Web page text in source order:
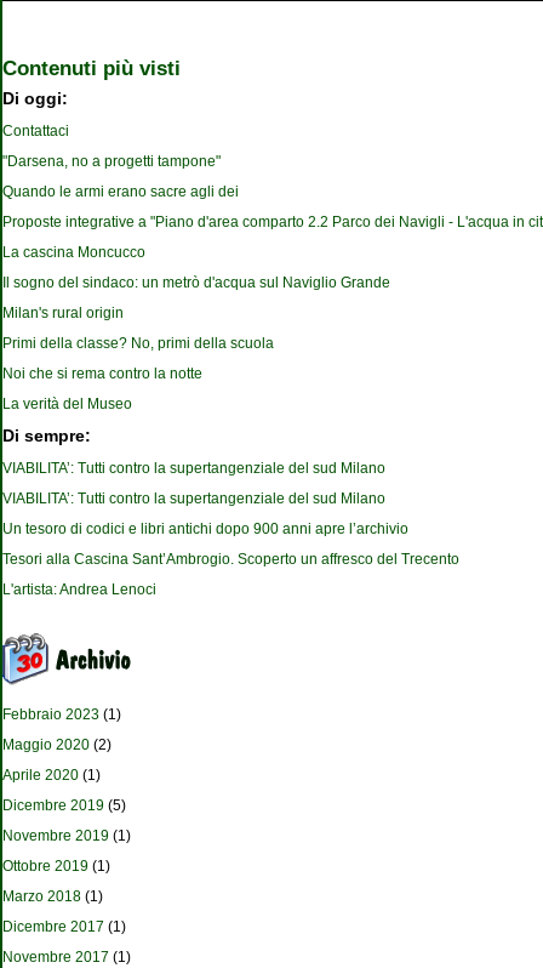
Contenuti più visti
Di oggi:
Contattaci
"Darsena, no a progetti tampone"
Quando le armi erano sacre agli dei
Proposte integrative a "Piano d'area comparto 2.2 Parco dei Navigli - L'acqua in
La cascina Moncucco
Il sogno del sindaco: un metrò d'acqua sul Naviglio Grande
Milan's rural origin
Primi della classe? No, primi della scuola
Noi che si rema contro la notte
La verità del Museo
Di sempre:
VIABILITA’: Tutti contro la supertangenziale del sud Milano
VIABILITA’: Tutti contro la supertangenziale del sud Milano
Un tesoro di codici e libri antichi dopo 900 anni apre l’archivio
Tesori alla Cascina Sant’Ambrogio. Scoperto un affresco del Trecento
L'artista: Andrea Lenoci
Febbraio 2023 (1)
Maggio 2020 (2)
Aprile 2020 (1)
Dicembre 2019 (5)
Novembre 2019 (1)
Ottobre 2019 (1)
Marzo 2018 (1)
Dicembre 2017 (1)
Novembre 2017 (1)